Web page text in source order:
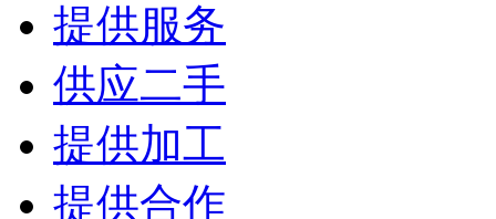
提供服务
供应二手
提供加工
提供合作